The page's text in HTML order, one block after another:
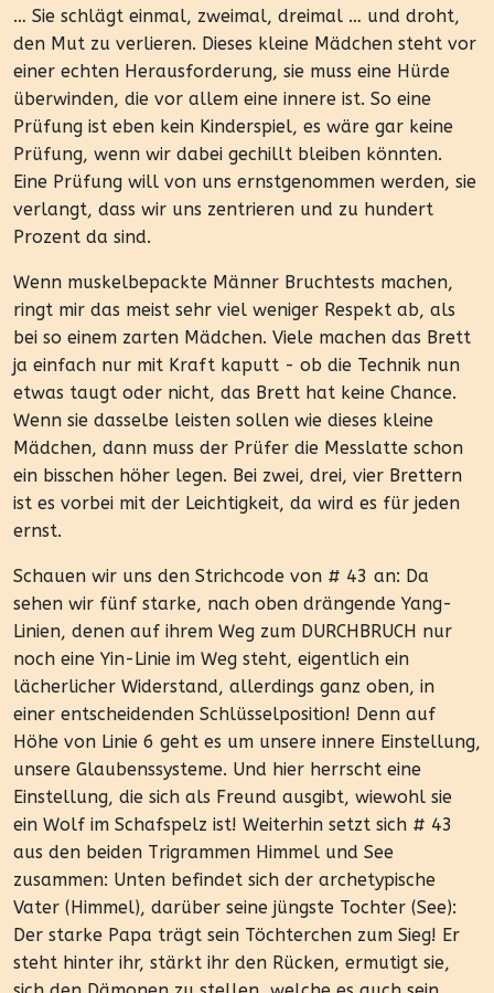
… Sie schlägt einmal, zweimal, dreimal … und droht,
den Mut zu verlieren. Dieses kleine Mädchen steht vor
einer echten Herausforderung, sie muss eine Hürde
überwinden, die vor allem eine innere ist. So eine
Prüfung ist eben kein Kinderspiel, es wäre gar keine
Prüfung, wenn wir dabei gechillt bleiben könnten.
Eine Prüfung will von uns ernstgenommen werden, sie
verlangt, dass wir uns zentrieren und zu hundert
Prozent da sind.
Wenn muskelbepackte Männer Bruchtests machen,
ringt mir das meist sehr viel weniger Respekt ab, als
bei so einem zarten Mädchen. Viele machen das Brett
ja einfach nur mit Kraft kaputt - ob die Technik nun
etwas taugt oder nicht, das Brett hat keine Chance.
Wenn sie dasselbe leisten sollen wie dieses kleine
Mädchen, dann muss der Prüfer die Messlatte schon
ein bisschen höher legen. Bei zwei, drei, vier Brettern
ist es vorbei mit der Leichtigkeit, da wird es für jeden
ernst.
Schauen wir uns den Strichcode von # 43 an: Da
sehen wir fünf starke, nach oben drängende Yang-
Linien, denen auf ihrem Weg zum DURCHBRUCH nur
noch eine Yin-Linie im Weg steht, eigentlich ein
lächerlicher Widerstand, allerdings ganz oben, in
einer entscheidenden Schlüsselposition! Denn auf
Höhe von Linie 6 geht es um unsere innere Einstellung,
unsere Glaubenssysteme. Und hier herrscht eine
Einstellung, die sich als Freund ausgibt, wiewohl sie
ein Wolf im Schafspelz ist! Weiterhin setzt sich # 43
aus den beiden Trigrammen Himmel und See
zusammen: Unten befindet sich der archetypische
Vater (Himmel), darüber seine jüngste Tochter (See):
Der starke Papa trägt sein Töchterchen zum Sieg! Er
steht hinter ihr, stärkt ihr den Rücken, ermutigt sie,